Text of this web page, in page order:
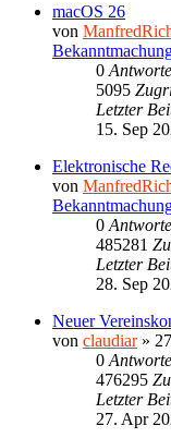
macOS 26
von
0
5095
Letzter
15. Sep
Elektronische
von
0
485281
Letzter
28. Sep
Neuer
von claudiar»
0
476295
Letzter
27. Apr